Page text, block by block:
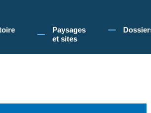
acceptez l'utilisation de cookies pour vous
Paysages
et sites